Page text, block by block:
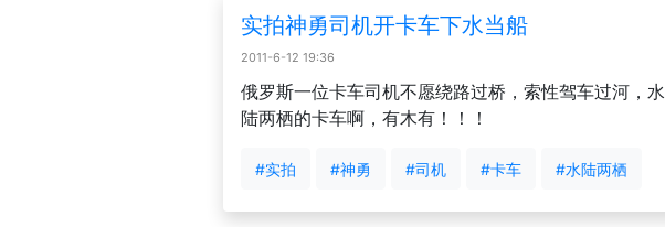
实拍神勇司机开卡车下水当船
2011-6-12 19:36
俄罗斯一位卡车司机不愿绕路过桥，索性驾车过河，水
陆两栖的卡车啊，有木有！！！
#实拍 #神勇 #司机 #卡车 #水陆两栖